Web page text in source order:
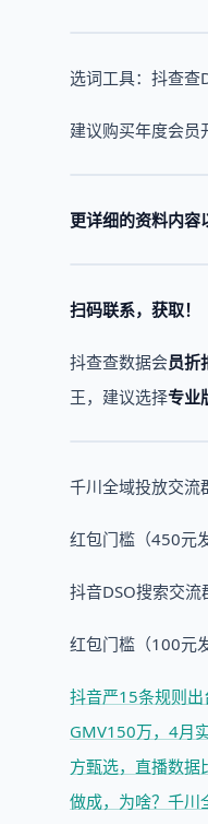
选词工具：抖查
建议购买年度会员
更详细的资料内容
扫码联系，获取！
抖查查数据会员折
王，建议选择专业
千川全域投放交
红包门槛（450元
抖音DSO搜索交
红包门槛（100元
抖音严15条规则出
GMV150万，4月
方甄选，直播数据
做成，为啥？ 千川